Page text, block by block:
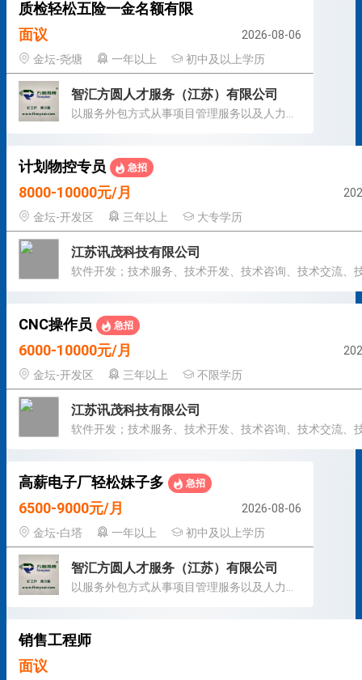
质检轻松五险一金名额有限
面议
2026-08-06
金坛-尧塘
一年以上 初中及以上学历
智汇方圆人才服务（江苏）有限公司
计划物控专员 急招
8000-10000元/月
金坛-开发区
三年以上 大专学历
江苏讯茂科技有限公司
CNC操作员 急招
6000-10000元/月
金坛-开发区
三年以上 不限学历
江苏讯茂科技有限公司
高薪电子厂轻松妹子多 急招
6500-9000元/月
2026-08-06
金坛-白塔
一年以上 初中及以上学历
智汇方圆人才服务（江苏）有限公司
销售工程师
面议